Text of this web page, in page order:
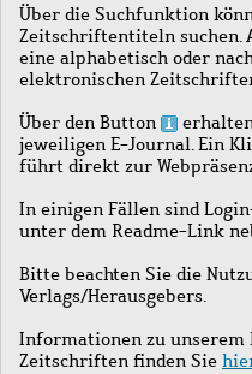
Über die Suchfunktion
Zeitschriftentiteln suchen.
eine alphabetisch oder
elektronischen
Über den Button
jeweiligen E-Journal. Ein
führt direkt zur
In einigen Fällen sind
unter dem Readme-Link
Bitte beachten Sie die
Verlags/Herausgebers.
Informationen zu unserem
Zeitschriften finden Sie